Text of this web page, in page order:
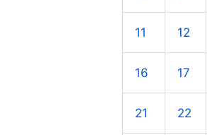
p
11 12
16 17
21 22